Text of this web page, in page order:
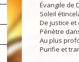
Évangile de
Soleil
De justice et
Pénètre
Au plus
Purifie et